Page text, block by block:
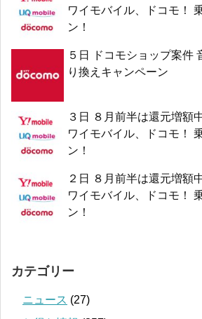
ワイモバイル、ドコモ！
ン！
５日 ドコモショップ案件
り換えキャンペーン
３日 ８月前半は還元増額
ワイモバイル、ドコモ！
ン！
２日 ８月前半は還元増額
ワイモバイル、ドコモ！
ン！
カテゴリー
ニュース (27)